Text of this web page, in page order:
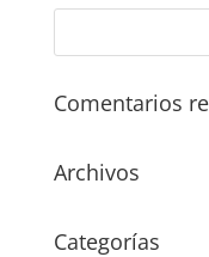
Comentarios
Archivos
Categorías